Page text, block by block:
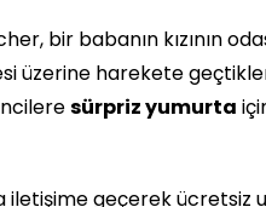
bir babanın kızının
üzerine harekete
sürpriz yumurta
iletişime geçerek ücretsiz